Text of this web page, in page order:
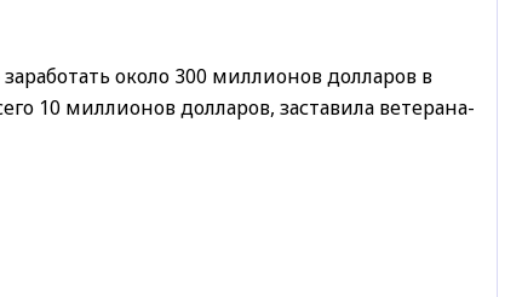
около 300 миллионов долларов в
10 миллионов долларов, заставила ветерана-